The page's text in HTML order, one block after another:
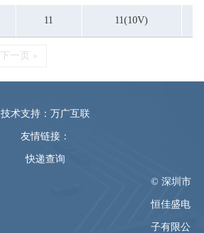
11 11(10V)
下一页 »
技术支持：万广互联
友情链接：
快递查询
© 深圳市
恒佳盛电
子有限公